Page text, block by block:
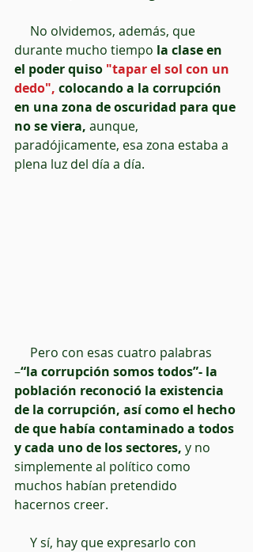
durante mucho tiempo la clase en
el poder quiso "tapar el sol con un
dedo", colocando a la corrupción
en una zona de oscuridad para que
no se viera, aunque,
paradójicamente, esa zona estaba a
plena luz del día a día.
–“la corrupción somos todos”- la
población reconoció la existencia
de la corrupción, así como el hecho
de que había contaminado a todos
y cada uno de los sectores, y no
simplemente al político como
muchos habían pretendido
hacernos creer.